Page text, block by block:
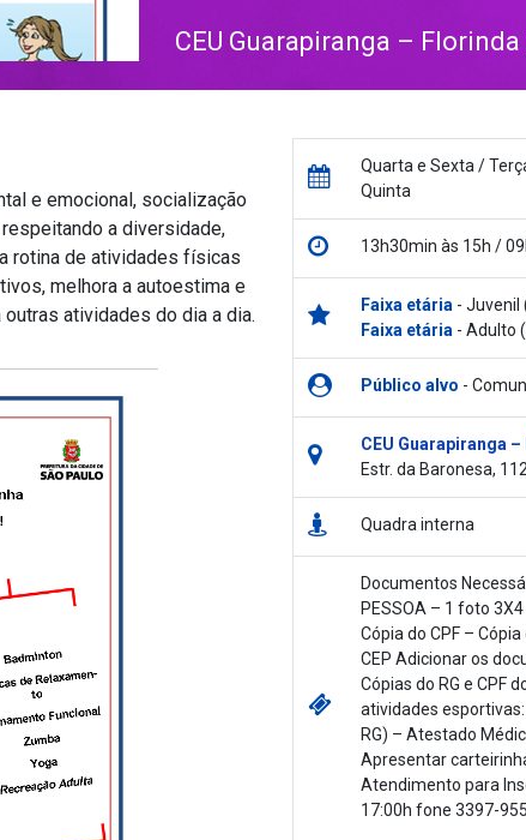
CEU Guarapiranga –
e emocional, socialização
a diversidade,
rotina de atividades físicas
melhora a autoestima e
atividades do dia a dia.
Quarta e Sexta /
Quinta
13h30min às 15h /
Faixa etária- Juvenil
Faixa etária- Adulto
Público alvo -
CEU Guarapiranga
Estr. da Baronesa,
Quadra interna
Documentos
PESSOA – 1 foto 3X4
Cópia do CPF –
CEP Adicionar os
Cópias do RG e CPF
atividades
RG) – Atestado
Apresentar
Atendimento para
17:00h fone 3397-